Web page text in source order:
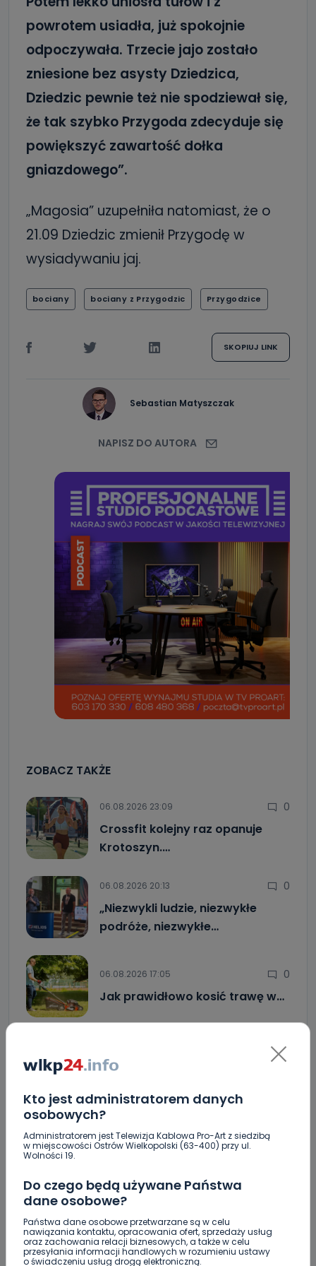
Kto jest administratorem danych
osobowych?
Administratorem jest Telewizja Kablowa Pro-Art z siedzibą
w miejscowości Ostrów Wielkopolski (63-400) przy ul.
Wolności 19.
Do czego będą używane Państwa
dane osobowe?
Państwa dane osobowe przetwarzane są w celu
nawiązania kontaktu, opracowania ofert, sprzedaży usług
oraz zachowania relacji biznesowych, a także w celu
przesyłania informacji handlowych w rozumieniu ustawy
o świadczeniu usług drogą elektroniczną.
powrotem usiadła, już spokojnie
odpoczywała. Trzecie jajo zostało
zniesione bez asysty Dziedzica,
Dziedzic pewnie też nie spodziewał się,
że tak szybko Przygoda zdecyduje się
powiększyć zawartość dołka
gniazdowego”.
„Magosia” uzupełniła natomiast, że o
21.09 Dziedzic zmienił Przygodę w
wysiadywaniu jaj.
bociany bociany z Przygodzic Przygodzice
SKOPIUJ LINK
Sebastian Matyszczak
NAPISZ DO AUTORA
ZOBACZ TAKŻE
06.08.2026 23:09 0
Crossfit kolejny raz opanuje
Krotoszyn.…
06.08.2026 20:13 0
„Niezwykli ludzie, niezwykłe
podróże, niezwykłe…
06.08.2026 17:05 0
Jak prawidłowo kosić trawę w…
Zaginiona nastolatka. Policja czeka na
Miał blisko 3 promile, odmówił składania
wyjaśnień. Nieoficjalnie: to kaliski urzędnik
Drugie podejście. Podpisano umowę na
Z Krotoszyna do Wrocławia. Krótka ucieczka przed
policją
Czysty magnez z potasem – dlaczego warto
zajrzeć do wyników z laboratorium?